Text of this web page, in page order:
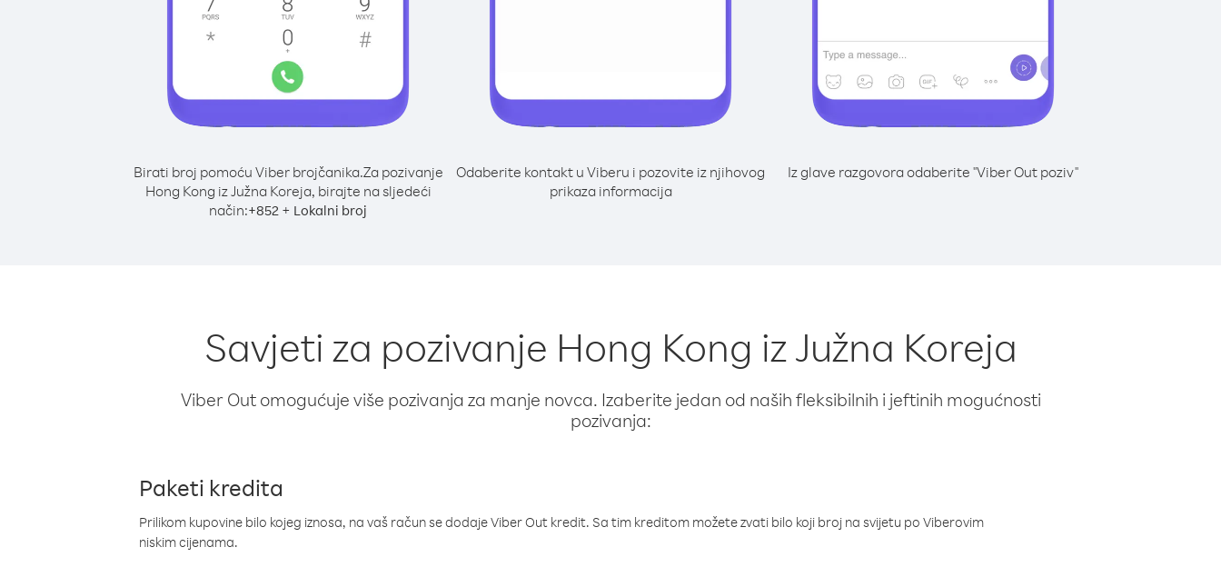
Birati broj pomoću Viber brojčanika.Za pozivanje
Hong Kong iz Južna Koreja, birajte na sljedeći
način:+852 + Lokalni broj
Odaberite kontakt u Viberu i pozovite iz njihovog
prikaza informacija
Iz glave razgovora odaberite "Viber Out poziv"
Savjeti za pozivanje Hong Kong iz Južna Koreja
Viber Out omogućuje više pozivanja za manje novca. Izaberite jedan od naših fleksibilnih i jeftinih mogućnosti
pozivanja:
Paketi kredita
Prilikom kupovine bilo kojeg iznosa, na vaš račun se dodaje Viber Out kredit. Sa tim kreditom možete zvati bilo koji broj na svijetu po Viberovim
niskim cijenama.